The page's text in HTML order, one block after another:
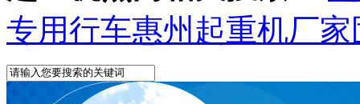
专用行车惠州起重机厂家